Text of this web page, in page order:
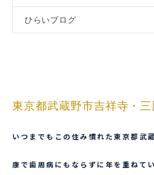
ひらいブログ
東京都武蔵野市吉祥寺・
いつまでもこの住み慣れた東京都武
康で歯周病にもならずに年を重ねて